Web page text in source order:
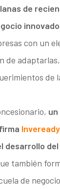
de
con un
de
de
desarrollo del
también
de